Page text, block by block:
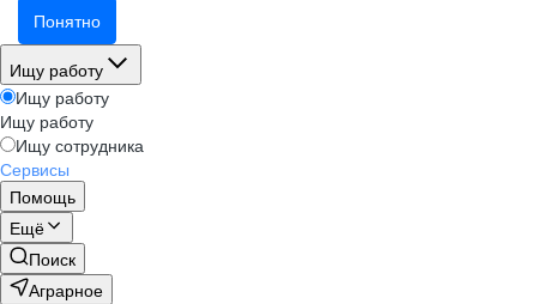
Понятно
Ищу работу
Ищу работу
Ищу работу
Ищу сотрудника
Сервисы
Помощь
Ещё
Поиск
Аграрное